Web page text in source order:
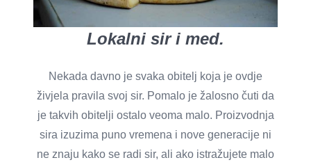
Lokalni sir i med.
Nekada davno je svaka obitelj koja je ovdje
živjela pravila svoj sir. Pomalo je žalosno čuti da
je takvih obitelji ostalo veoma malo. Proizvodnja
sira izuzima puno vremena i nove generacije ni
ne znaju kako se radi sir, ali ako istražujete malo